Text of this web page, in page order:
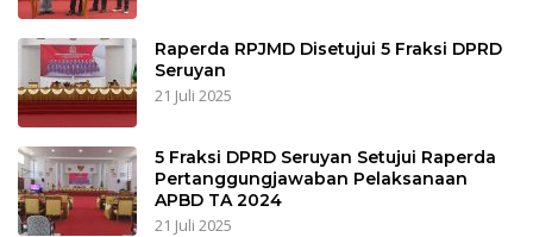
Raperda RPJMD Disetujui 5 Fraksi DPRD
Seruyan
21 Juli 2025
5 Fraksi DPRD Seruyan Setujui Raperda
Pertanggungjawaban Pelaksanaan
APBD TA 2024
21 Juli 2025